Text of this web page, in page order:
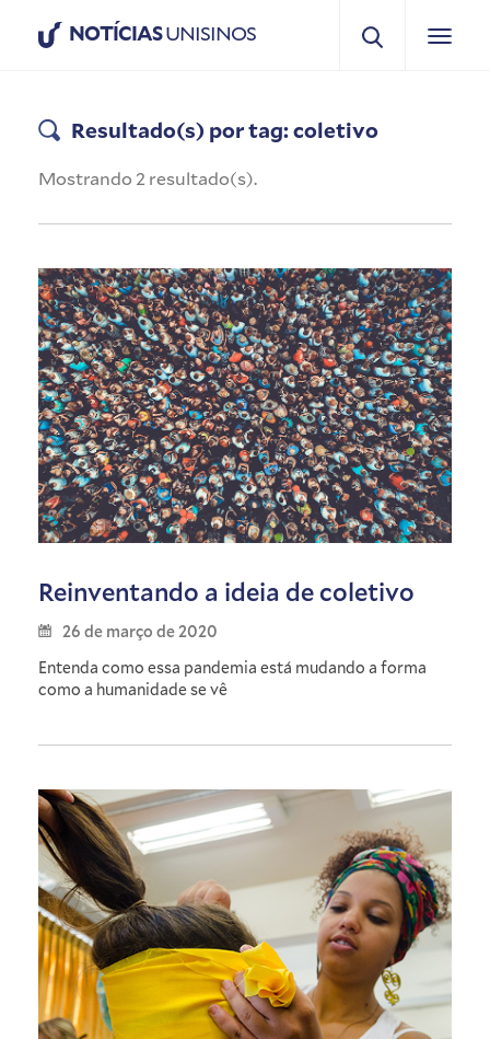
NOTÍCIASUNISINOS
Resultado(s) por tag: coletivo
Mostrando 2 resultado(s).
Reinventando a ideia de coletivo
26 de março de 2020
Entenda como essa pandemia está mudando a forma
como a humanidade se vê